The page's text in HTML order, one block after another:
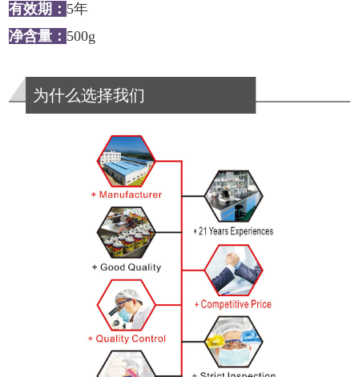
有效期： 5年
净含量： 500g
为什么选择我们